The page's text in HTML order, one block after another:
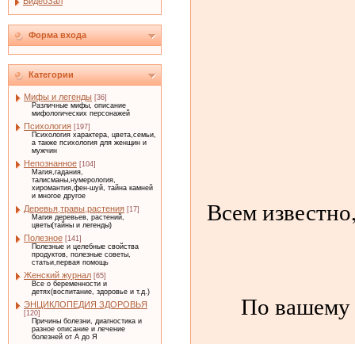
Форма входа
Категории
Мифы и легенды [36]
Различные мифы, описание
мифологических персонажей
Психология [197]
Психология характера, цвета,семьи,
а также психология для женщин и
мужчин
Непознанное [104]
Магия,гадания,
талисманы,нумерология,
хиромантия,фен-шуй, тайна камней
и многое другое
Деревья,травы,растения [17]
Магия деревьев, растений,
цветы(тайны и легенды)
Полезное [141]
Полезные и целебные свойства
продуктов, полезные советы,
статьи,первая помощь
Женский журнал [65]
Все о беременности и
детях(воспитание, здоровье и т.д.)
ЭНЦИКЛОПЕДИЯ ЗДОРОВЬЯ
[120]
Причины болезни, диагностика и
разное описание и лечение
болезней от А до Я
Всем
По